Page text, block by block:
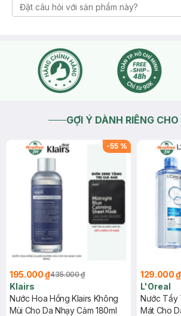
GỢI Ý DÀNH RIÊNG
-55 %
195.000 ₫435.000 ₫
Klairs
Nước Hoa Hồng Klairs Không
Mùi Cho Da Nhạy Cảm 180ml
129.000 ₫
L'Oreal
Nước Tẩy
Mát Cho